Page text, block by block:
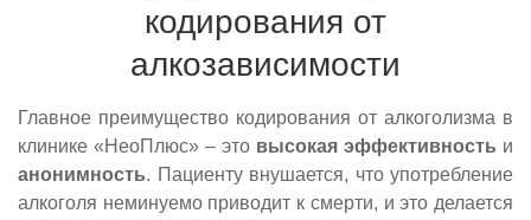
кодирования от
алкозависимости
Главное преимущество кодирования от алкоголизма в
клинике «НеоПлюс» – это высокая эффективность и
анонимность. Пациенту внушается, что употребление
алкоголя неминуемо приводит к смерти, и это делается